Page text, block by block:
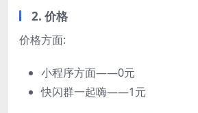
2. 价格
价格方面:
小程序方面——0元
快闪群一起嗨——1元